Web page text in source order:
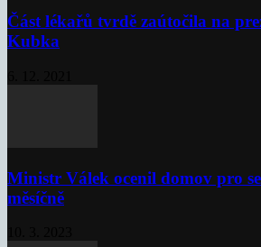
Část lékařů tvrdě zaútočila na
Kubka
Ministr Válek ocenil domov pro
měsíčně